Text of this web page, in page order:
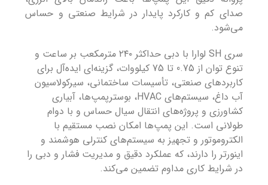
صدای کم و کارکرد پایدار در شرایط صنعتی و حساس
می‌شود.
سری SH لوارا با دبی حداکثر ۲۴۰ مترمکعب بر ساعت و
تنوع توان از 0.75 تا 75 کیلووات، گزینه‌ای ایده‌آل برای
کاربردهای صنعتی، تأسیسات ساختمانی، سیرکولاسیون
آب داغ، سیستم‌های HVAC، بوسترپمپ‌ها، آبیاری
کشاورزی و پروژه‌های انتقال سیال حساس و با دوام
طولانی است. این پمپ‌ها امکان نصب مستقیم با
الکتروموتور و تجهیز به سیستم‌های کنترلی هوشمند و
اینورتر را دارند، که عملکرد دقیق و مدیریت فشار و دبی را
در شرایط کاری مداوم تضمین می‌کند.